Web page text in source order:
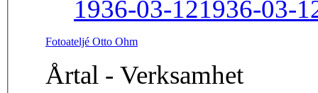
1936-03-121936-03-
Fotoateljé Otto Ohm
Årtal - Verksamhet